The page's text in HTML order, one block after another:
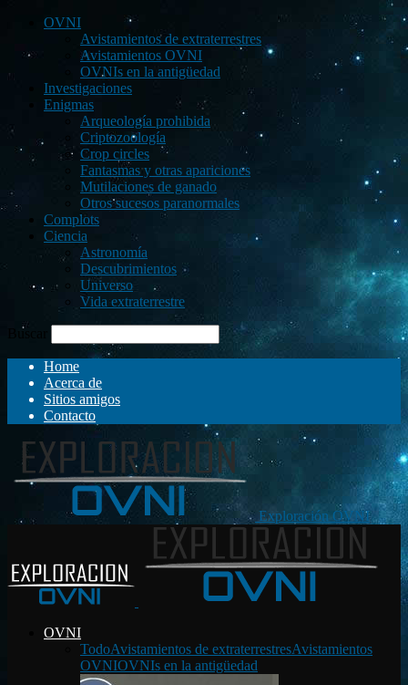
OVNI
Avistamientos de extraterrestres
Avistamientos OVNI
OVNIs en la antigüedad
Investigaciones
Enigmas
Arqueología prohibida
Criptozoología
Crop circles
Fantasmas y otras apariciones
Mutilaciones de ganado
Otros sucesos paranormales
Complots
Ciencia
Astronomía
Descubrimientos
Universo
Vida extraterrestre
Buscar
Home
Acerca de
Sitios amigos
Contacto
Exploración OVNI
OVNI
TodoAvistamientos de extraterrestresAvistamientos
OVNIOVNIs en la antigüedad